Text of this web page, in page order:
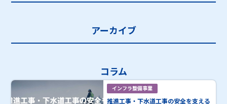
アーカイブ
コラム
インフラ整備事業
推進工事・下水道工事の安全を支える